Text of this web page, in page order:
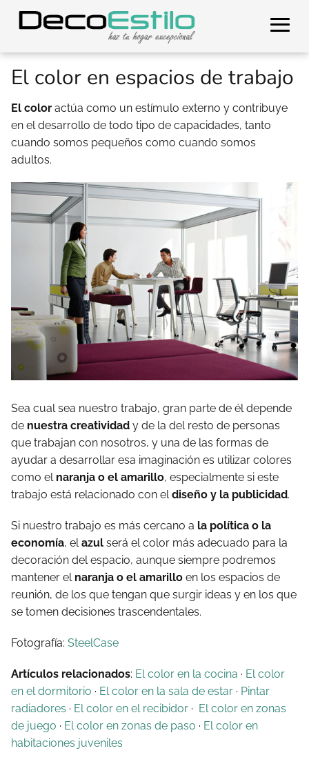
El color en espacios de trabajo
El color actúa como un estímulo externo y contribuye
en el desarrollo de todo tipo de capacidades, tanto
cuando somos pequeños como cuando somos
adultos.
Sea cual sea nuestro trabajo, gran parte de él depende
de nuestra creatividad y de la del resto de personas
que trabajan con nosotros, y una de las formas de
ayudar a desarrollar esa imaginación es utilizar colores
como el naranja o el amarillo, especialmente si este
trabajo está relacionado con eldiseño y la publicidad.
Si nuestro trabajo es más cercano a la política o la
economía, elazul será el color más adecuado para la
decoración del espacio, aunque siempre podremos
mantener el naranja o el amarillo en los espacios de
reunión, de los que tengan que surgir ideas y en los que
se tomen decisiones trascendentales.
Fotografía: SteelCase
Artículos relacionados: El color en la cocina · El color
en el dormitorio · El color en la sala de estar · Pintar
radiadores · El color en el recibidor · El color en zonas
de juego · El color en zonas de paso · El color en
habitaciones juveniles